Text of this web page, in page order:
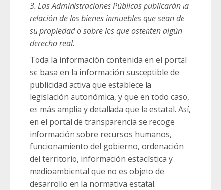
3. Las Administraciones Públicas publicarán la
relación de los bienes inmuebles que sean de
su propiedad o sobre los que ostenten algún
derecho real.
Toda la información contenida en el portal
se basa en la información susceptible de
publicidad activa que establece la
legislación autonómica, y que en todo caso,
es más amplia y detallada que la estatal. Así,
en el portal de transparencia se recoge
información sobre recursos humanos,
funcionamiento del gobierno, ordenación
del territorio, información estadística y
medioambiental que no es objeto de
desarrollo en la normativa estatal.